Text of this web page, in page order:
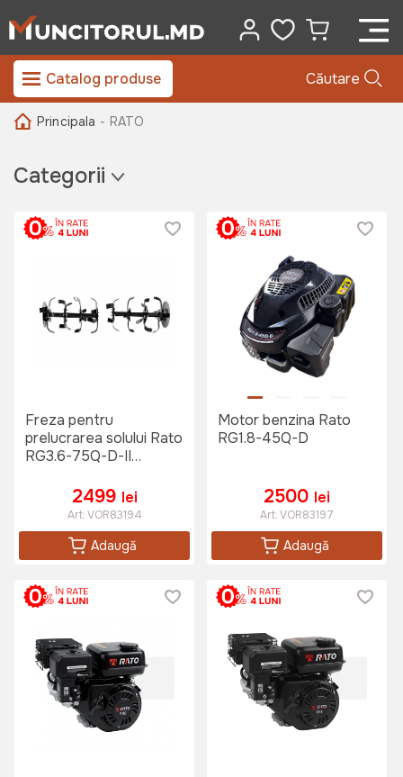
Catalog produse Căutare
Principala - RATO
Categorii
Freza pentru
prelucrarea solului Rato
RG3.6-75Q-D-II
2499 lei
Art:VOR83194
Adaugă
Motor benzina Rato
RG1.8-45Q-D
2500 lei
Art:VOR83197
Adaugă